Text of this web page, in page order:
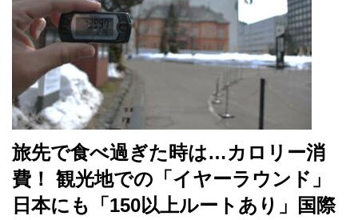
旅先で食べ過ぎた時は…カロリー消
費！ 観光地での「イヤーラウンド」
日本にも「150以上ルートあり」国際